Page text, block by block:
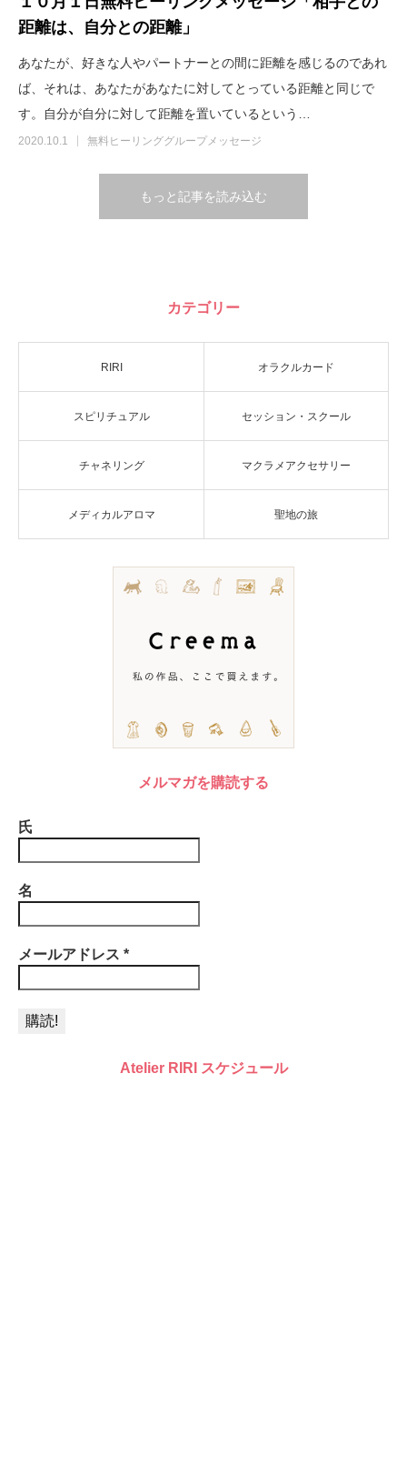
距離は、自分との距離」
あなたが、好きな人やパートナーとの間に距離を感じるのであれ
ば、それは、あなたがあなたに対してとっている距離と同じで
す。自分が自分に対して距離を置いているという…
2020.10.1 無料ヒーリンググループメッセージ
もっと記事を読み込む
カテゴリー
RIRI オラクルカード
スピリチュアル セッション・スクール
チャネリング マクラメアクセサリー
メディカルアロマ 聖地の旅
メルマガを購読する
氏
名
メールアドレス *
Atelier RIRI スケジュール